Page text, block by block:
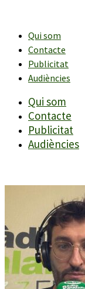
contingutQui som
Contacte
Publicitat
Audiències
Qui som
Contacte
Publicitat
Audiències